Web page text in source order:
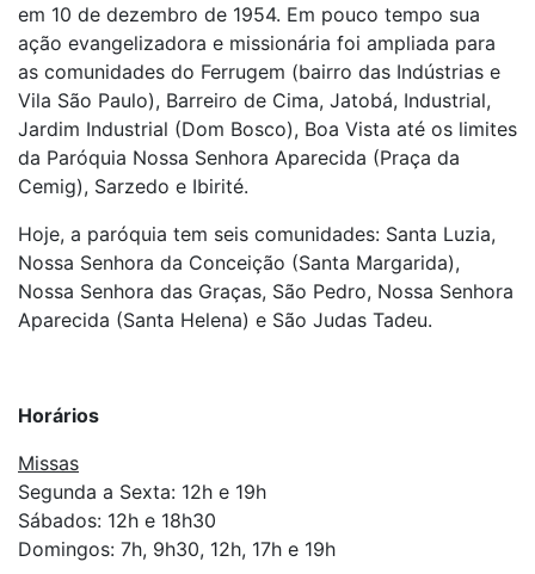
em 10 de dezembro de 1954. Em pouco tempo sua
ação evangelizadora e missionária foi ampliada para
as comunidades do Ferrugem (bairro das Indústrias e
Vila São Paulo), Barreiro de Cima, Jatobá, Industrial,
Jardim Industrial (Dom Bosco), Boa Vista até os limites
da Paróquia Nossa Senhora Aparecida (Praça da
Cemig), Sarzedo e Ibirité.
Hoje, a paróquia tem seis comunidades: Santa Luzia,
Nossa Senhora da Conceição (Santa Margarida),
Nossa Senhora das Graças, São Pedro, Nossa Senhora
Aparecida (Santa Helena) e São Judas Tadeu.
Horários
Missas
Segunda a Sexta: 12h e 19h
Sábados: 12h e 18h30
Domingos: 7h, 9h30, 12h, 17h e 19h